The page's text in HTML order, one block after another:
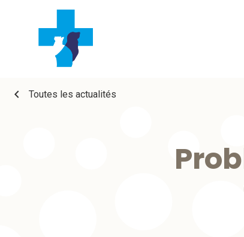
chevron_left Toutes les actualités